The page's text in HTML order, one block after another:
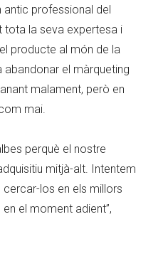
antic professional del
tota la seva expertesa i
producte al món de la
abandonar el màrqueting
malament, però en
mai.
perquè el nostre
mitjà-alt. Intentem
los en els millors
en el moment adient”,